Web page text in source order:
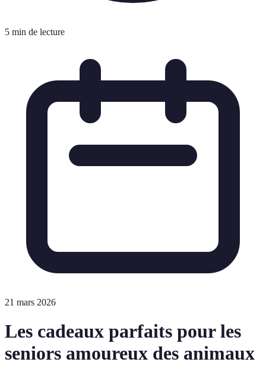
5 min de lecture
21 mars 2026
Les cadeaux parfaits pour les
seniors amoureux des animaux